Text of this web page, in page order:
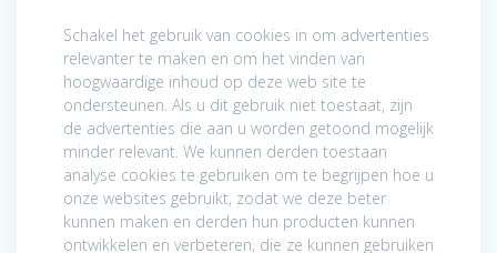
Schakel het gebruik van cookies in om advertenties
relevanter te maken en om het vinden van
hoogwaardige inhoud op deze web site te
ondersteunen. Als u dit gebruik niet toestaat, zijn
de advertenties die aan u worden getoond mogelijk
minder relevant. We kunnen derden toestaan
analyse cookies te gebruiken om te begrijpen hoe u
onze websites gebruikt, zodat we deze beter
kunnen maken en derden hun producten kunnen
ontwikkelen en verbeteren, die ze kunnen gebruiken